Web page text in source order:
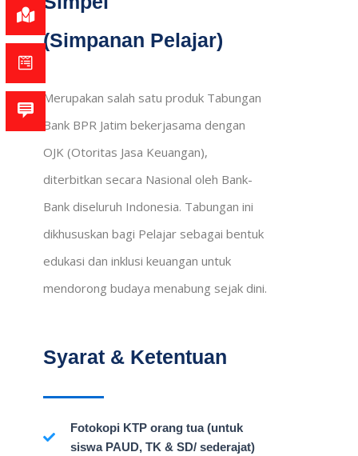
(Simpanan Pelajar)
Merupakan salah satu produk Tabungan
Bank BPR Jatim bekerjasama dengan
OJK (Otoritas Jasa Keuangan),
diterbitkan secara Nasional oleh Bank-
Bank diseluruh Indonesia. Tabungan ini
dikhususkan bagi Pelajar sebagai bentuk
edukasi dan inklusi keuangan untuk
mendorong budaya menabung sejak dini.
Syarat & Ketentuan
Fotokopi KTP orang tua (untuk
siswa PAUD, TK & SD/ sederajat)